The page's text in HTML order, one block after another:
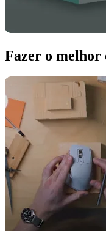
Fazer o melhor